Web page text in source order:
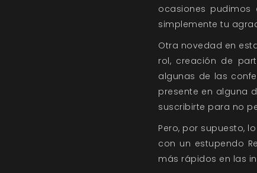
ocasiones
simplemente tu
Otra novedad en
rol, creación de
algunas de las
presente en alguna
suscribirte para no
Pero, por supuesto,
con un estupendo
más rápidos en las